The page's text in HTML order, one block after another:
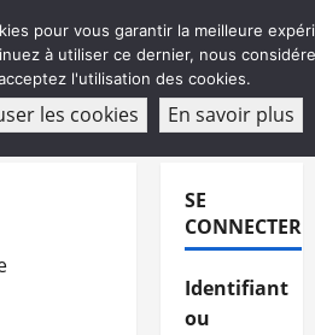
ABONNEMENT
SE
CONNECTER
Identifiant
ou
pour vous garantir la meilleure
à utiliser ce dernier, nous
l'utilisation des cookies.
les cookies En savoir plus